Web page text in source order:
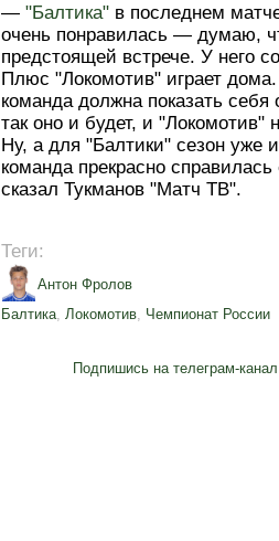
— "Балтика" в последнем
очень понравилась — думаю,
предстоящей встрече. У него
Плюс "Локомотив" играет
команда должна показать
так оно и будет, и "Локомотив"
Ну, а для "Балтики" сезон уже
команда прекрасно
сказал Тукманов "Матч ТВ".
Теги:
Антон Фролов
Балтика, Локомотив, Чемпионат России
Подпишись на телеграм-